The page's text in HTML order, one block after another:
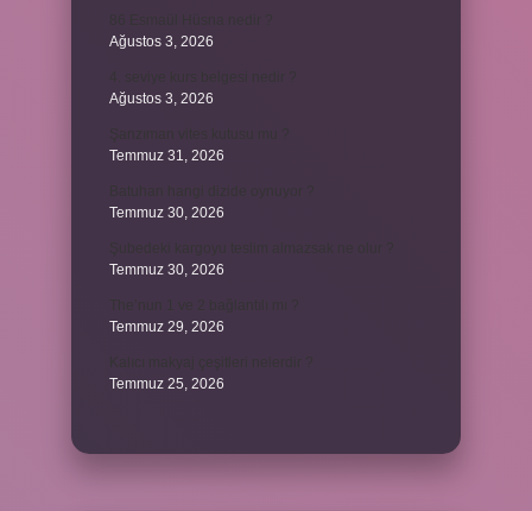
Ağustos 3, 2026
Ağustos 3, 2026
Temmuz 31, 2026
Temmuz 30, 2026
Temmuz 30, 2026
Temmuz 29, 2026
Temmuz 25, 2026